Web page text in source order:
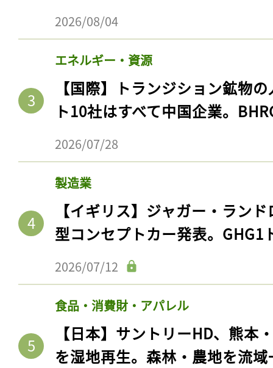
2026/08/04
エネルギー・資源
【国際】トランジション鉱物
ト10社はすべて中国企業。
2026/07/28
製造業
【イギリス】ジャガー・ラン
型コンセプトカー発表。GHG1
2026/07/12
食品・消費財・アパレル
【日本】サントリーHD、熊本
を湿地再生。森林・農地を流